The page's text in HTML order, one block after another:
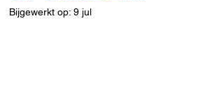
Bijgewerkt op:9 jul